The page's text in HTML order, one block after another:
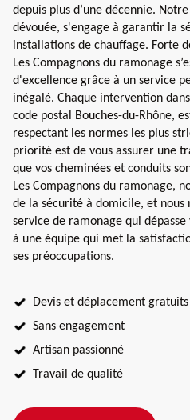
depuis plus d’une décennie.
dévouée, s'engage à garantir la
installations de chauffage. Forte
Les Compagnons du ramonage
d'excellence grâce à un service
inégalé. Chaque intervention
code postal Bouches-du-Rhône,
respectant les normes les plus
priorité est de vous assurer une
que vos cheminées et conduits
Les Compagnons du ramonage,
de la sécurité à domicile, et nous
service de ramonage qui
à une équipe qui met la
ses préoccupations.
Devis et déplacement gratuits
Sans engagement
Artisan passionné
Travail de qualité